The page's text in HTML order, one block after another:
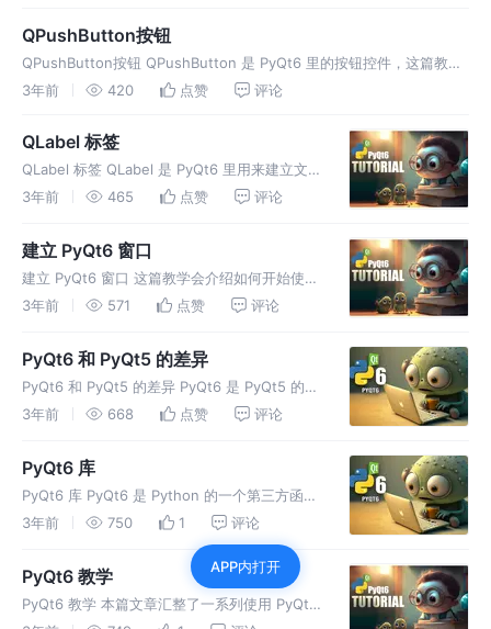
QPushButton按钮
QPushButton按钮 QPushButton 是 PyQt6 里的按钮控件，这篇教学
会介绍如何在 PyQt6 窗口里加入 QPushButton 按钮，并进行一些基
3年前 420 点赞 评论
QLabel 标签
QLabel 标签 QLabel 是 PyQt6 里用来建立文字
或图片的标签控件，这篇教学会介绍如何在
文字字型、大小、颜色和位置...等参数设定
3年前 465 点赞 评论
建立 PyQt6 窗口
建立 PyQt6 窗口 这篇教学会介绍如何开始使用
PyQt6 建立基本的应用程序窗口，以及通过常
3年前 571 点赞 评论
PyQt6 和 PyQt5 的差异
PyQt6 和 PyQt5 的差异 PyQt6 是 PyQt5 的下
一个版本，但两个版本的写法基本上其实大同小
异。
3年前 668 点赞 评论
PyQt6 库
PyQt6 库 PyQt6 是 Python 的一个第三方函式
库，是 Python 用来设计用户界面 （ GUI ） 的
库，也是 PyQt5 的下一个版本，这篇教学会介
绍如何安装 PyQt6 函式库，
3年前 750 1 评论
PyQt6 教学
PyQt6 教学 本篇文章汇整了一系列使用 PyQt6
APP内打开